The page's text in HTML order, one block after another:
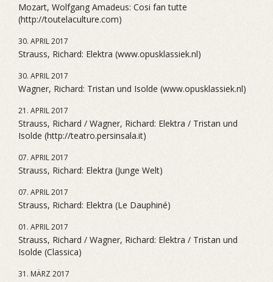
Mozart, Wolfgang Amadeus: Cosi fan tutte
(http://toutelaculture.com)
30. APRIL 2017
Strauss, Richard: Elektra (www.opusklassiek.nl)
30. APRIL 2017
Wagner, Richard: Tristan und Isolde (www.opusklassiek.nl)
21. APRIL 2017
Strauss, Richard / Wagner, Richard: Elektra / Tristan und
Isolde (http://teatro.persinsala.it)
07. APRIL 2017
Strauss, Richard: Elektra (Junge Welt)
07. APRIL 2017
Strauss, Richard: Elektra (Le Dauphiné)
01. APRIL 2017
Strauss, Richard / Wagner, Richard: Elektra / Tristan und
Isolde (Classica)
31. MÄRZ 2017